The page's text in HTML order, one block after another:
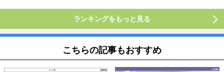
ランキングをもっと見る
こちらの記事もおすすめ